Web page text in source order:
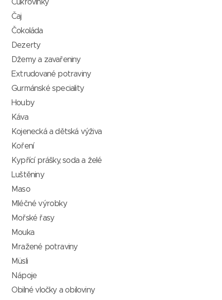
Cukrovinky
Čaj
Čokoláda
Dezerty
Džemy a zavařeniny
Extrudované potraviny
Gurmánské speciality
Houby
Káva
Kojenecká a dětská výživa
Koření
Kypřící prášky, soda a želé
Luštěniny
Maso
Mléčné výrobky
Mořské řasy
Mouka
Mražené potraviny
Müsli
Nápoje
Obilné vločky a obiloviny